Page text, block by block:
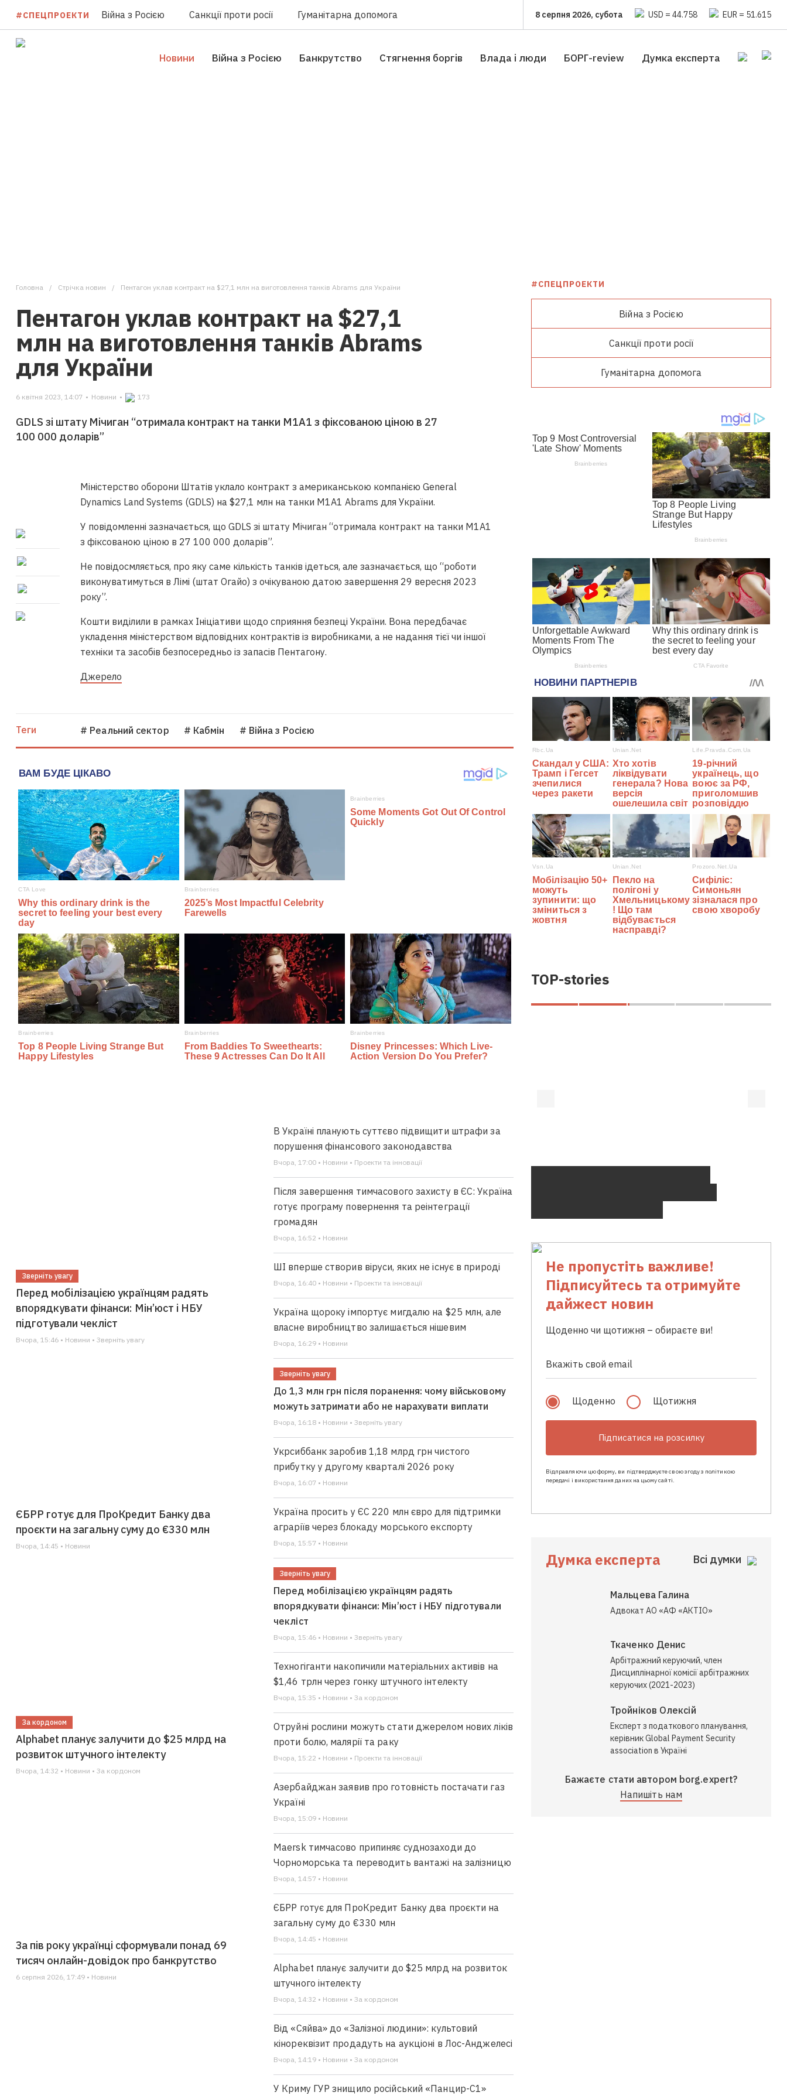
#СПЕЦПРОЕКТИ Війна з Росією Санкції проти росії Гуманітарна допомога 8 серпня 2026, субота USD = 44.758 EUR = 51.615
Новини Війна з Росією Банкрутство Стягнення боргiв Влада i люди БОРГ-review Думка експерта
Головна Стрічка новин Пентагон уклав контракт на $27,1 млн на виготовлення танків Abrams для України
Пентагон уклав контракт на $27,1
млн на виготовлення танків Abrams
для України
6 квітня 2023, 14:07 • Новини • 173
GDLS зі штату Мічиган “отримала контракт на танки M1A1 з фіксованою ціною в 27
100 000 доларів”
Міністерство оборони Штатів уклало контракт з американською компанією General
Dynamics Land Systems (GDLS) на $27,1 млн на танки M1A1 Abrams для України.
У повідомленні зазначається, що GDLS зі штату Мічиган “отримала контракт на танки M1A1
з фіксованою ціною в 27 100 000 доларів”.
Не повідосмляється, про яку саме кількість танків ідеться, але зазначається, що “роботи
виконуватимуться в Лімі (штат Огайо) з очікуваною датою завершення 29 вересня 2023
року”.
Кошти виділили в рамках Ініціативи щодо сприяння безпеці України. Вона передбачає
укладення міністерством відповідних контрактів із виробниками, а не надання тієї чи іншої
техніки та засобів безпосередньо із запасів Пентагону.
Джерело
Теги # Реальний сектор # Кабмін # Війна з Росією
Зверніть увагу
Перед мобілізацією українцям радять
впорядкувати фінанси: Мін’юст і НБУ
підготували чекліст
Вчора, 15:46 • Новини • Зверніть увагу
ЄБРР готує для ПроКредит Банку два
проєкти на загальну суму до €330 млн
Вчора, 14:45 • Новини
За кордоном
Alphabet планує залучити до $25 млрд на
розвиток штучного інтелекту
Вчора, 14:32 • Новини • За кордоном
За пів року українці сформували понад 69
тисяч онлайн-довідок про банкрутство
6 серпня 2026, 17:49 • Новини
В Україні планують суттєво підвищити штрафи за
порушення фінансового законодавства
Вчора, 17:00 • Новини • Проекти та інновації
Після завершення тимчасового захисту в ЄС: Україна
готує програму повернення та реінтеграції
громадян
Вчора, 16:52 • Новини
ШІ вперше створив віруси, яких не існує в природі
Вчора, 16:40 • Новини • Проекти та інновації
Україна щороку імпортує мигдалю на $25 млн, але
власне виробництво залишається нішевим
Вчора, 16:29 • Новини
Зверніть увагу
До 1,3 млн грн після поранення: чому військовому
можуть затримати або не нарахувати виплати
Вчора, 16:18 • Новини • Зверніть увагу
Укрсиббанк заробив 1,18 млрд грн чистого
прибутку у другому кварталі 2026 року
Вчора, 16:07 • Новини
Україна просить у ЄС 220 млн євро для підтримки
аграріїв через блокаду морського експорту
Вчора, 15:57 • Новини
Зверніть увагу
Перед мобілізацією українцям радять
впорядкувати фінанси: Мін’юст і НБУ підготували
чекліст
Вчора, 15:46 • Новини • Зверніть увагу
Техногіганти накопичили матеріальних активів на
$1,46 трлн через гонку штучного інтелекту
Вчора, 15:35 • Новини • За кордоном
Отруйні рослини можуть стати джерелом нових ліків
проти болю, малярії та раку
Вчора, 15:22 • Новини • Проекти та інновації
Азербайджан заявив про готовність постачати газ
Україні
Вчора, 15:09 • Новини
Maersk тимчасово припиняє суднозаходи до
Чорноморська та переводить вантажі на залізницю
Вчора, 14:57 • Новини
ЄБРР готує для ПроКредит Банку два проєкти на
загальну суму до €330 млн
Вчора, 14:45 • Новини
Alphabet планує залучити до $25 млрд на розвиток
штучного інтелекту
Вчора, 14:32 • Новини • За кордоном
Від «Сяйва» до «Залізної людини»: культовий
кінореквізит продадуть на аукціоні в Лос-Анджелесі
Вчора, 14:19 • Новини • За кордоном
У Криму ГУР знищило російський «Панцир-С1»
#СПЕЦПРОЕКТИ
Війна з Росією
Санкції проти росії
Гуманітарна допомога
TOP-stories
Не пропустіть важливе!
Підписуйтесь та отримуйте
дайжест новин
Щоденно чи щотижня – обираєте ви!
Щоденно Щотижня
Підписатися на розсилку
Відправляючи цю форму, ви підтверджуєте свою згоду з політикою
передачі і використання даних на цьому сайті.
Думка експерта Всі думки
Мальцева Галина
Адвокат АО «АФ «АКТІО»
Ткаченко Денис
Арбітражний керуючий, член
Дисциплінарної комісії арбітражних
керуючих (2021-2023)
Тройніков Олексій
Експерт з податкового планування,
керівник Global Payment Security
association в Україні
Бажаєте стати автором borg.expert?
Напишіть нам